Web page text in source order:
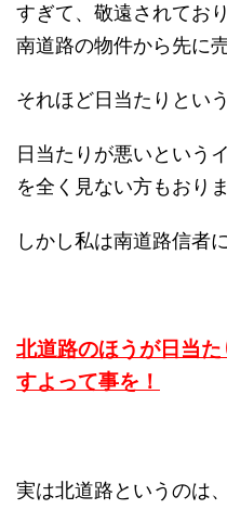
すぎて、敬遠されてお
南道路の物件から先に
それほど日当たりとい
日当たりが悪いという
を全く見ない方もおりま
しかし私は南道路信者
北道路のほうが日当
すよって事を！
実は北道路というのは